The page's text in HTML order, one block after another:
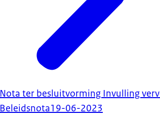
Nota ter besluitvorming Invulling
Beleidsnota19-06-2023